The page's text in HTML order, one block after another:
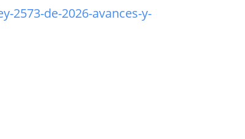
de-2026-avances-y-